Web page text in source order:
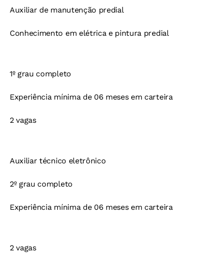
Auxiliar de manutenção predial
Conhecimento em elétrica e pintura predial
1º grau completo
Experiência mínima de 06 meses em carteira
2 vagas
Auxiliar técnico eletrônico
2º grau completo
Experiência mínima de 06 meses em carteira
2 vagas